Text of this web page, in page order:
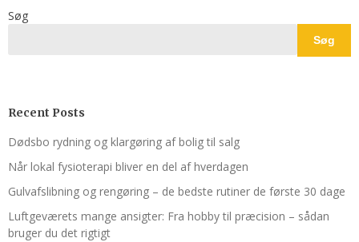
Søg
Søg
Recent Posts
Dødsbo rydning og klargøring af bolig til salg
Når lokal fysioterapi bliver en del af hverdagen
Gulvafslibning og rengøring – de bedste rutiner de første 30 dage
Luftgeværets mange ansigter: Fra hobby til præcision – sådan
bruger du det rigtigt